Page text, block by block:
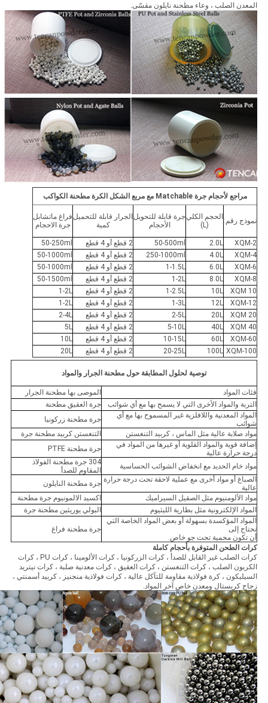
المعدن الصلب ، وعاء مطحنة نايلون مقسّى.
مراجع لأحجام جرة Matchable مع مربع الشكل الكرة مطحنة الكواكب
نموذج رقم: الحجم الكلي
(L)
جرة قابلة للتحويل
الأحجام
الجرار قابلة للتحميل
كمية
فراغ ماتشابل
جرة الاحجام
XQM-2
2.0L
50-500ml 2 قطع أو 4 قطع
50-250ml
XQM-4
4.0L
250-1000ml 2 قطع أو 4 قطع
50-1000ml
XQM-6
6.0L
1-1.5L 2 قطع أو 4 قطع
50-1000ml
XQM-8
8.0L
1-2L 2 قطع أو 4 قطع
50-1500ml
XQM 10
10L
1-2.5L 2 قطع أو 4 قطع
1-2L
XQM-12
12L
1-3L 2 قطع أو 4 قطع
1-2L
XQM 20
20L
2-5L 2 قطع أو 4 قطع
2-4L
XQM 40
40L
5-10L 2 قطع أو 4 قطع
5L
XQM-60
60L
10-15L 2 قطع أو 4 قطع
10L
XQM-100
100L
20-25L 2 قطع أو 4 قطع 20L
توصية لحلول المطابقة حول مطحنة الجرار والمواد
فئات المواد
الموصى بها مطحنة الجرار
التربة والمواد الأخرى التي لا يسمح بها مع أي شوائب
جرة العقيق مطحنة
المواد المعدنية واللافلزية غير المسموح بها مع أي
شوائب
جرة مطحنة زركونيا
مواد صلابة عالية مثل الماس ، كربيد التنغستن
التنغستن كربيد مطحنة جرة
إضافة قوية والمواد القلوية أو غيرها من المواد في
درجة حرارة عالية
جرة مطحنة PTFE
مواد خام الحديد مع انخفاض الشوائب الحساسية
304 جرة مطحنة الفولاذ
المقاوم للصدأ
الصباغ أو مواد أخرى مع عملية لاحقة تحت درجة حرارة
عالية
جرة مطحنة النايلون
مواد الألومنيوم مثل الصقيل السيراميك
اكسيد الالمونيوم جرة مطحنة
المواد الإلكترونية مثل بطارية الليثيوم
البولي يوريثين مطحنة جرة
المواد المؤكسدة بسهولة أو بعض المواد الخاصة التي
تحتاج إلى
أن تكون محمية تحت جو خاص.
جرة مطحنة فراغ
كرات الطحن المتوفرة بأحجام كاملة
كرات الصلب غير القابل للصدأ ، كرات الزركونيا ، كرات الألومينا ، كرات PU ، كرات
الكربون الصلب ، كرات التنغستن ، كرات العقيق ، كرات معدنية صلبة ، كرات نيتريد
السيليكون ، كرة فولاذية مقاومة للتآكل عالية ، كرات فولاذية منجنيز ، كربيد أسمنتي ،
زجاج كريستال ومعدن خاص آخر المواد.